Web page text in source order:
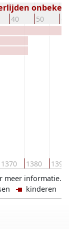
40 50
1370 1380 1390
meer informatie.
kinderen